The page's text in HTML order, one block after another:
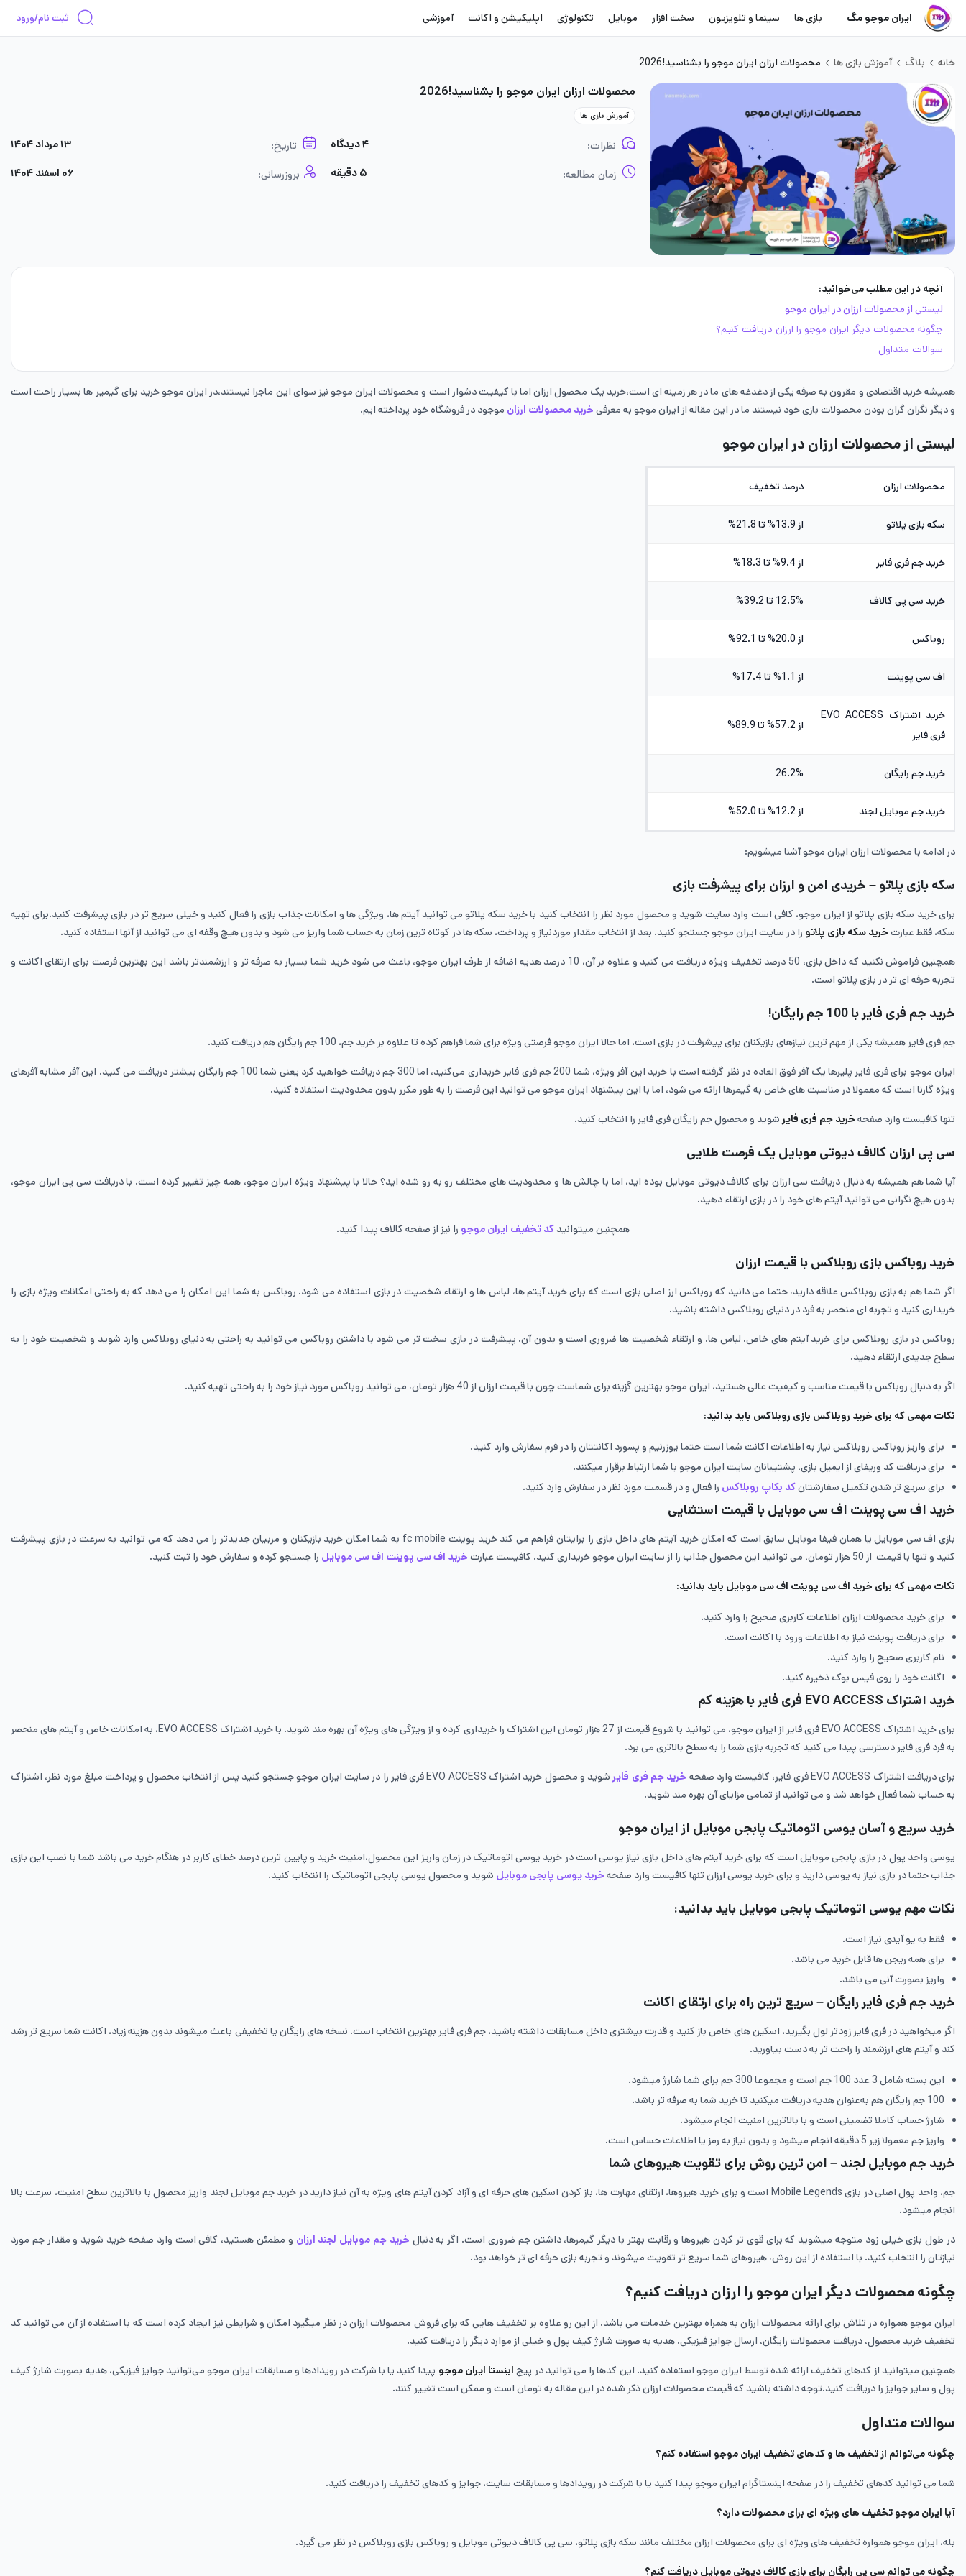
ایران موجو مگ بازی ها سینما و تلویزیون سخت افزار موبایل تکنولوژی اپلیکیشن و اکانت آموزشی ثبت نام/ورود
خانه بلاگ آموزش بازی ها محصولات ارزان ایران موجو را بشناسید!2026
محصولات ارزان ایران موجو را بشناسید!2026
آموزش بازی ها
نظرات: ۴ دیدگاه تاریخ: ۱۳ مرداد ۱۴۰۴
زمان مطالعه: ۵ دقیقه بروزرسانی: ۰۶ اسفند ۱۴۰۴
آنچه در این مطلب می‌خوانید:
لیستی از محصولات ارزان در ایران موجو
چگونه محصولات دیگر ایران موجو را ارزان دریافت کنیم؟
سوالات متداول
همیشه خرید اقتصادی و مقرون به صرفه یکی از دغدغه های ما در هر زمینه ای است،خرید یک محصول ارزان اما با کیفیت دشوار است و محصولات ایران موجو نیز سوای این ماجرا نیستند،در ایران موجو خرید برای گیمیر ها بسیار راحت است
و دیگر نگران گران بودن محصولات بازی خود نیستند ما در این مقاله از ایران موجو به معرفی خرید محصولات ارزان موجود در فروشگاه خود پرداخته ایم.
لیستی از محصولات ارزان در ایران موجو
محصولات ارزان درصد تخفیف
سکه بازی پلاتو از 13.9% تا 21.8%
خرید جم فری فایر از 9.4% تا 18.3%
خرید سی پی کالاف 12.5% تا 39.2%
روباکس از 20.0% تا 92.1%
اف سی پوینت از 1.1% تا 17.4%
خرید اشتراک EVO ACCESS
فری فایر
از 57.2% تا 89.9%
خرید جم رایگان 26.2%
خرید جم موبایل لجند از 12.2% تا 52.0%
در ادامه با محصولات ارزان ایران موجو آشنا میشویم:
سکه بازی پلاتو – خریدی امن و ارزان برای پیشرفت بازی
برای خرید سکه بازی پلاتو از ایران موجو، کافی است وارد سایت شوید و محصول مورد نظر را انتخاب کنید با خرید سکه پلاتو می توانید آیتم ها، ویژگی ها و امکانات جذاب بازی را فعال کنید و خیلی سریع تر در بازی پیشرفت کنید.برای تهیه
سکه، فقط عبارت خرید سکه بازی پلاتو را در سایت ایران موجو جستجو کنید. بعد از انتخاب مقدار موردنیاز و پرداخت، سکه ها در کوتاه ترین زمان به حساب شما واریز می شود و بدون هیچ وقفه ای می توانید از آنها استفاده کنید.
همچنین فراموش نکنید که داخل بازی، 50 درصد تخفیف ویژه دریافت می کنید و علاوه بر آن، 10 درصد هدیه اضافه از طرف ایران موجو، باعث می شود خرید شما بسیار به صرفه تر و ارزشمندتر باشد این بهترین فرصت برای ارتقای اکانت و
تجربه حرفه ای تر در بازی پلاتو است.
خرید جم فری فایر با 100 جم رایگان!
جم فری فایر همیشه یکی از مهم ترین نیازهای بازیکنان برای پیشرفت در بازی است، اما حالا ایران موجو فرصتی ویژه برای شما فراهم کرده تا علاوه بر خرید جم، 100 جم رایگان هم دریافت کنید.
ایران موجو برای فری فایر پلیرها یک آفر فوق العاده در نظر گرفته است با خرید این آفر ویژه، شما 200 جم فری فایر خریداری می‌کنید، اما 300 جم دریافت خواهید کرد یعنی شما 100 جم رایگان بیشتر دریافت می کنید. این آفر مشابه آفرهای
ویژه گارنا است که معمولا در مناسبت های خاص به گیمرها ارائه می شود، اما با این پیشنهاد ایران موجو می توانید این فرصت را به طور مکرر بدون محدودیت استفاده کنید.
تنها کافیست وارد صفحه خرید جم فری فایر شوید و محصول جم رایگان فری فایر را انتخاب کنید.
سی پی ارزان کالاف دیوتی موبایل یک فرصت طلایی
آیا شما هم همیشه به دنبال دریافت سی ارزان برای کالاف دیوتی موبایل بوده اید، اما با چالش ها و محدودیت های مختلف رو به رو شده اید؟ حالا با پیشنهاد ویژه ایران موجو، همه چیز تغییر کرده است. با دریافت سی پی ایران موجو،
بدون هیچ نگرانی می توانید آیتم های خود را در بازی ارتقاء دهید.
همچنین میتوانید کد تخفیف ایران موجو را نیز از صفحه کالاف پیدا کنید.
خرید روباکس بازی روبلاکس با قیمت ارزان
اگر شما هم به بازی روبلاکس علاقه دارید، حتما می دانید که روباکس ارز اصلی بازی است که برای خرید آیتم ها، لباس ها و ارتقاء شخصیت در بازی استفاده می شود. روباکس به شما این امکان را می دهد که به راحتی امکانات ویژه بازی را
خریداری کنید و تجربه ای منحصر به فرد در دنیای روبلاکس داشته باشید.
روباکس در بازی روبلاکس برای خرید آیتم های خاص، لباس ها، و ارتقاء شخصیت ها ضروری است و بدون آن، پیشرفت در بازی سخت تر می شود با داشتن روباکس می توانید به راحتی به دنیای روبلاکس وارد شوید و شخصیت خود را به
سطح جدیدی ارتقاء دهید.
اگر به دنبال روباکس با قیمت مناسب و کیفیت عالی هستید، ایران موجو بهترین گزینه برای شماست چون با قیمت ارزان از 40 هزار تومان، می توانید روباکس مورد نیاز خود را به راحتی تهیه کنید.
نکات مهمی که برای خرید روبلاکس بازی روبلاکس باید بدانید:
برای واریز روباکس روبلاکس نیاز به اطلاعات اکانت شما است حتما یوزرنیم و پسورد اکانتتان را در فرم سفارش وارد کنید.
برای دریافت کد وریفای از ایمیل بازی، پشتیبانان سایت ایران موجو با شما ارتباط برقرار میکنند.
برای سریع تر شدن تکمیل سفارشتانکد بکاپ روبلاکس را فعال و در قسمت مورد نظر در سفارش وارد کنید.
خرید اف سی پوینت اف سی موبایل با قیمت استثنایی
بازی اف سی موبایل یا همان فیفا موبایل سابق است که امکان خرید آیتم های داخل بازی را برایتان فراهم می کند خرید پوینت fc mobile به شما امکان خرید بازیکنان و مربیان جدیدتر را می دهد که می توانید به سرعت در بازی پیشرفت
کنید و تنها با قیمت از 50 هزار تومان، می توانید این محصول جذاب را از سایت ایران موجو خریداری کنید. کافیست عبارت
خرید اف سی پوینت اف سی موبایل را جستجو کرده و سفارش خود را ثبت کنید.
نکات مهمی که برای خرید اف سی پوینت اف سی موبایل باید بدانید:
برای خرید محصولات ارزان اطلاعات کاربری صحیح را وارد کنید.
برای دریافت پوینت نیاز به اطلاعات ورود با اکانت است.
نام کاربری صحیح را وارد کنید.
اگانت خود را روی فیس بوک ذخیره کنید.
خرید اشتراک EVO ACCESS فری فایر با هزینه کم
برای خرید اشتراک EVO ACCESS فری فایر از ایران موجو، می توانید با شروع قیمت از 27 هزار تومان این اشتراک را خریداری کرده و از ویژگی های ویژه آن بهره مند شوید. با خرید اشتراک EVO ACCESS، به امکانات خاص و آیتم های منحصر
به فرد فری فایر دسترسی پیدا می کنید که تجربه بازی شما را به سطح بالاتری می برد.
برای دریافت اشتراک EVO ACCESS فری فایر، کافیست وارد صفحه خرید جم فری فایر
شوید و محصول خرید اشتراک EVO ACCESS فری فایر را در سایت ایران موجو جستجو کنید پس از انتخاب محصول و پرداخت مبلغ مورد نظر، اشتراک
به حساب شما فعال خواهد شد و می توانید از تمامی مزایای آن بهره مند شوید.
خرید سریع و آسان یوسی اتوماتیک پابجی موبایل از ایران موجو
یوسی واحد پول در بازی پابجی موبایل است که برای خرید آیتم های داخل بازی نیاز یوسی است در خرید یوسی اتوماتیک در زمان واریز این محصول،امنیت خرید و پایین ترین درصد خطای کاربر در هنگام خرید می باشد شما با نصب این بازی
جذاب حتما در بازی نیاز به یوسی دارید و برای خرید یوسی ارزان تنها کافیست وارد صفحه خرید یوسی پابجی موبایل شوید و محصول یوسی پابجی اتوماتیک را انتخاب کنید.
نکات مهم یوسی اتوماتیک پابجی موبایل باید بدانید:
فقط به یو آیدی نیاز است.
برای همه ریجن ها قابل خرید می باشد.
واریز بصورت آنی می باشد.
خرید جم فری فایر رایگان – سریع ترین راه برای ارتقای اکانت
اگر میخواهید در فری فایر زودتر لول بگیرید، اسکین های خاص باز کنید و قدرت بیشتری داخل مسابقات داشته باشید، جم فری فایر بهترین انتخاب است. نسخه های رایگان یا تخفیفی باعث میشوند بدون هزینه زیاد، اکانت شما سریع تر رشد
کند و آیتم های ارزشمند را راحت تر به دست بیاورید.
این بسته شامل 3 عدد 100 جم است و مجموعا 300 جم برای شما شارژ میشود.
100 جم رایگان هم به‌عنوان هدیه دریافت میکنید تا خرید شما به صرفه تر باشد.
شارژ حساب کاملا تضمینی است و با بالاترین امنیت انجام میشود.
واریز جم معمولا زیر 5 دقیقه انجام میشود و بدون نیاز به رمز یا اطلاعات حساس است.
خرید جم موبایل لجند – امن ترین روش برای تقویت هیروهای شما
جم، واحد پول اصلی در بازی Mobile Legends است و برای خرید هیروها، ارتقای مهارت ها، باز کردن اسکین های حرفه ای و آزاد کردن آیتم های ویژه به آن نیاز دارید در خرید جم موبایل لجند واریز محصول با بالاترین سطح امنیت، سرعت بالا
انجام میشود.
در طول بازی خیلی زود متوجه میشوید که برای قوی تر کردن هیروها و رقابت بهتر با دیگر گیمرها، داشتن جم ضروری است. اگر به دنبال خرید جم موبایل لجند ارزان و مطمئن هستید، کافی است وارد صفحه خرید شوید و مقدار جم مورد
نیازتان را انتخاب کنید. با استفاده از این روش، هیروهای شما سریع تر تقویت میشوند و تجربه بازی‌ حرفه ای تر خواهد بود.
چگونه محصولات دیگر ایران موجو را ارزان دریافت کنیم؟
ایران موجو همواره در تلاش برای ارائه محصولات ارزان به همراه بهترین خدمات می باشد، از این رو علاوه بر تخفیف هایی که برای فروش محصولات ارزان در نظر میگیرد امکان و شرایطی نیز ایجاد کرده است که با استفاده از آن می توانید کد
تخفیف خرید محصول، دریافت محصولات رایگان، ارسال جوایز فیزیکی، هدیه به صورت شارژ کیف پول و خیلی از موارد دیگر را دریافت کنید.
همچنین میتوانید از کدهای تخفیف ارائه شده توسط ایران موجو استفاده کنید. این کدها را می توانید در پیج اینستا ایران موجو پیدا کنید یا با شرکت در رویدادها و مسابقات ایران موجو می‌توانید جوایز فیزیکی، هدیه بصورت شارژ کیف
پول و سایر جوایز را دریافت کنید.توجه داشته باشید که قیمت محصولات ارزان ذکر شده در این مقاله به تومان است و ممکن است تغییر کنند.
سوالات متداول
چگونه می‌توانم از تخفیف ها و کدهای تخفیف ایران موجو استفاده کنم؟
شما می توانید کدهای تخفیف را در صفحه اینستاگرام ایران موجو پیدا کنید یا با شرکت در رویدادها و مسابقات سایت، جوایز و کدهای تخفیف را دریافت کنید.
آیا ایران موجو تخفیف های ویژه ای برای محصولات دارد؟
بله، ایران موجو همواره تخفیف های ویژه ای برای محصولات ارزان مختلف مانند سکه بازی پلاتو، سی پی کالاف دیوتی موبایل و روباکس بازی روبلاکس در نظر می گیرد.
چگونه می توانم سی پی رایگان برای بازی کالاف دیوتی موبایل دریافت کنم؟